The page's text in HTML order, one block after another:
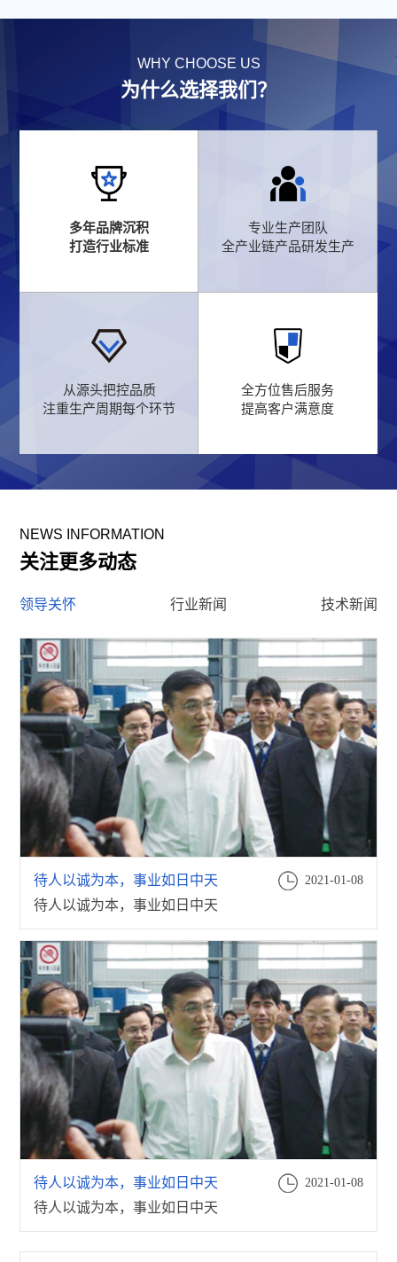
WHY CHOOSE US
为什么选择我们？
多年品牌沉积
打造行业标准
专业生产团队
全产业链产品研发生产
从源头把控品质
注重生产周期每个环节
全方位售后服务
提高客户满意度
NEWS INFORMATION
关注更多动态
领导关怀 行业新闻 技术新闻
待人以诚为本，事业如日中天 2021-01-08
待人以诚为本，事业如日中天
待人以诚为本，事业如日中天 2021-01-08
待人以诚为本，事业如日中天